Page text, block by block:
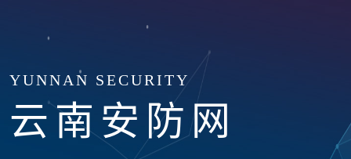
YUNNAN SECURITY
云南安防网